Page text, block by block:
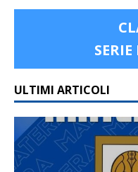
ULTIMI ARTICOLI